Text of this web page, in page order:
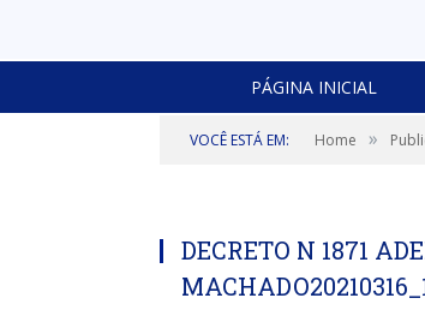
PÁGINA INICIAL
VOCÊ ESTÁ EM: Home »
DECRETO N 1871